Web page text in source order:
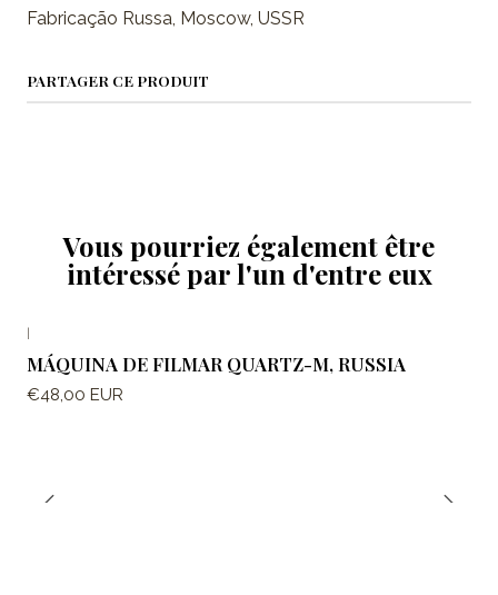
Fabricação Russa, Moscow, USSR
PARTAGER CE PRODUIT
Vous pourriez également être
intéressé par l'un d'entre eux
MÁQUINA DE FILMAR QUARTZ-M, RUSSIA
€48,00 EUR